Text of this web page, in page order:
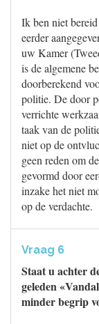
Ik ben niet
eerder
uw Kamer
is de algemene
doorberekend
politie. De door
verrichte
taak van de
niet op de
geen reden om
gevormd door
inzake het niet
op de verdachte.
Vraag 6
Staat u achter
geleden
minder begrip